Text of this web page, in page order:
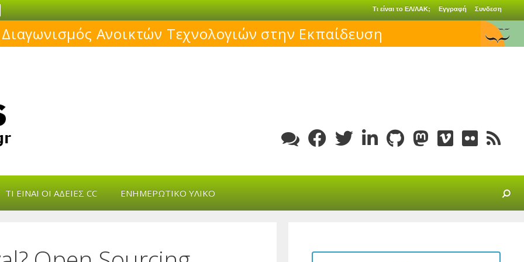
Τι είναι το ΕΛ/ΛΑΚ; Εγγραφή Συνδεση
Ανοικτών Τεχνολογιών στην Εκπαίδευση
ΤΙ ΕΊΝΑΙ ΟΙ ΆΔΕΙΕΣ CC ΕΝΗΜΕΡΩΤΙΚΌ ΥΛΙΚΌ SEARCH